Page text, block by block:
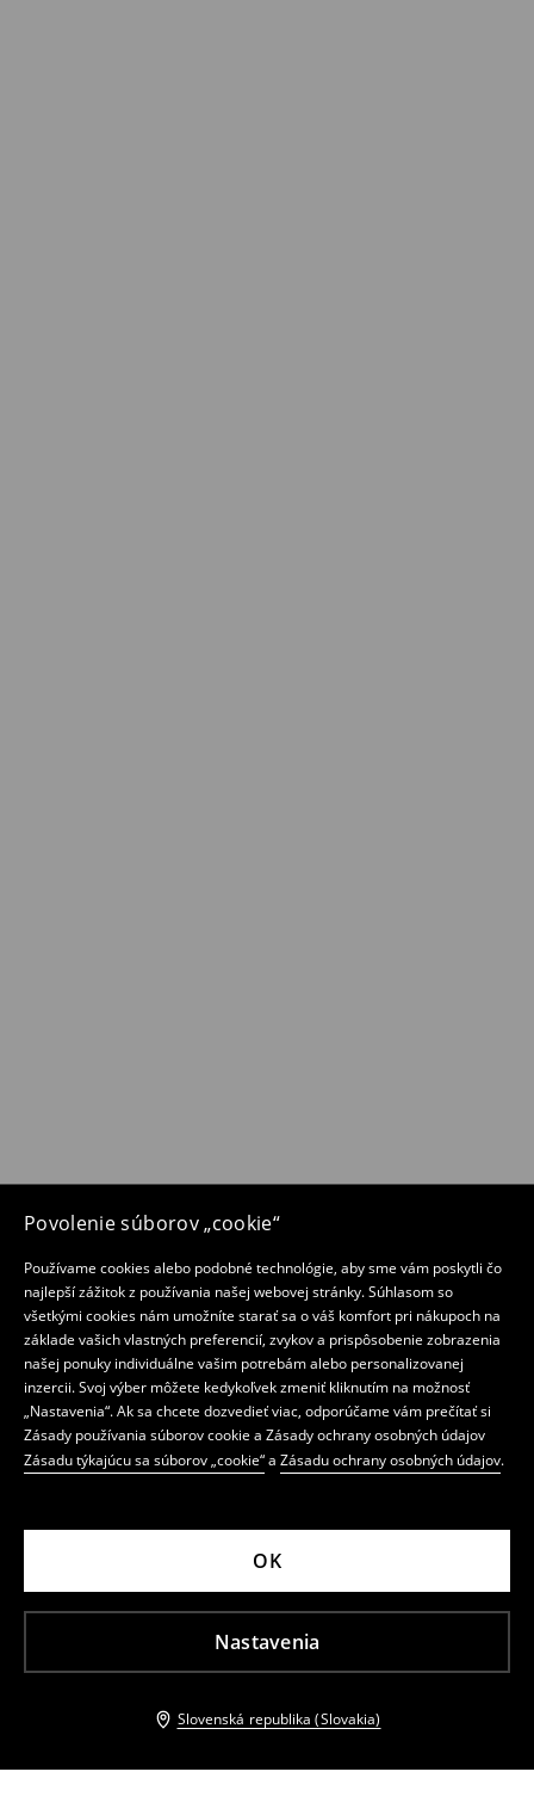
Povolenie súborov „cookie“
Používame cookies alebo podobné technológie, aby sme vám poskytli čo
najlepší zážitok z používania našej webovej stránky. Súhlasom so
všetkými cookies nám umožníte starať sa o váš komfort pri nákupoch na
základe vašich vlastných preferencií, zvykov a prispôsobenie zobrazenia
našej ponuky individuálne vašim potrebám alebo personalizovanej
inzercii. Svoj výber môžete kedykoľvek zmeniť kliknutím na možnosť
„Nastavenia“. Ak sa chcete dozvedieť viac, odporúčame vám prečítať si
Zásady používania súborov cookie a Zásady ochrany osobných údajov
Zásadu týkajúcu sa súborov „cookie“a Zásadu ochrany osobných údajov.
Nastavenia
OK
Slovenská republika (Slovakia)